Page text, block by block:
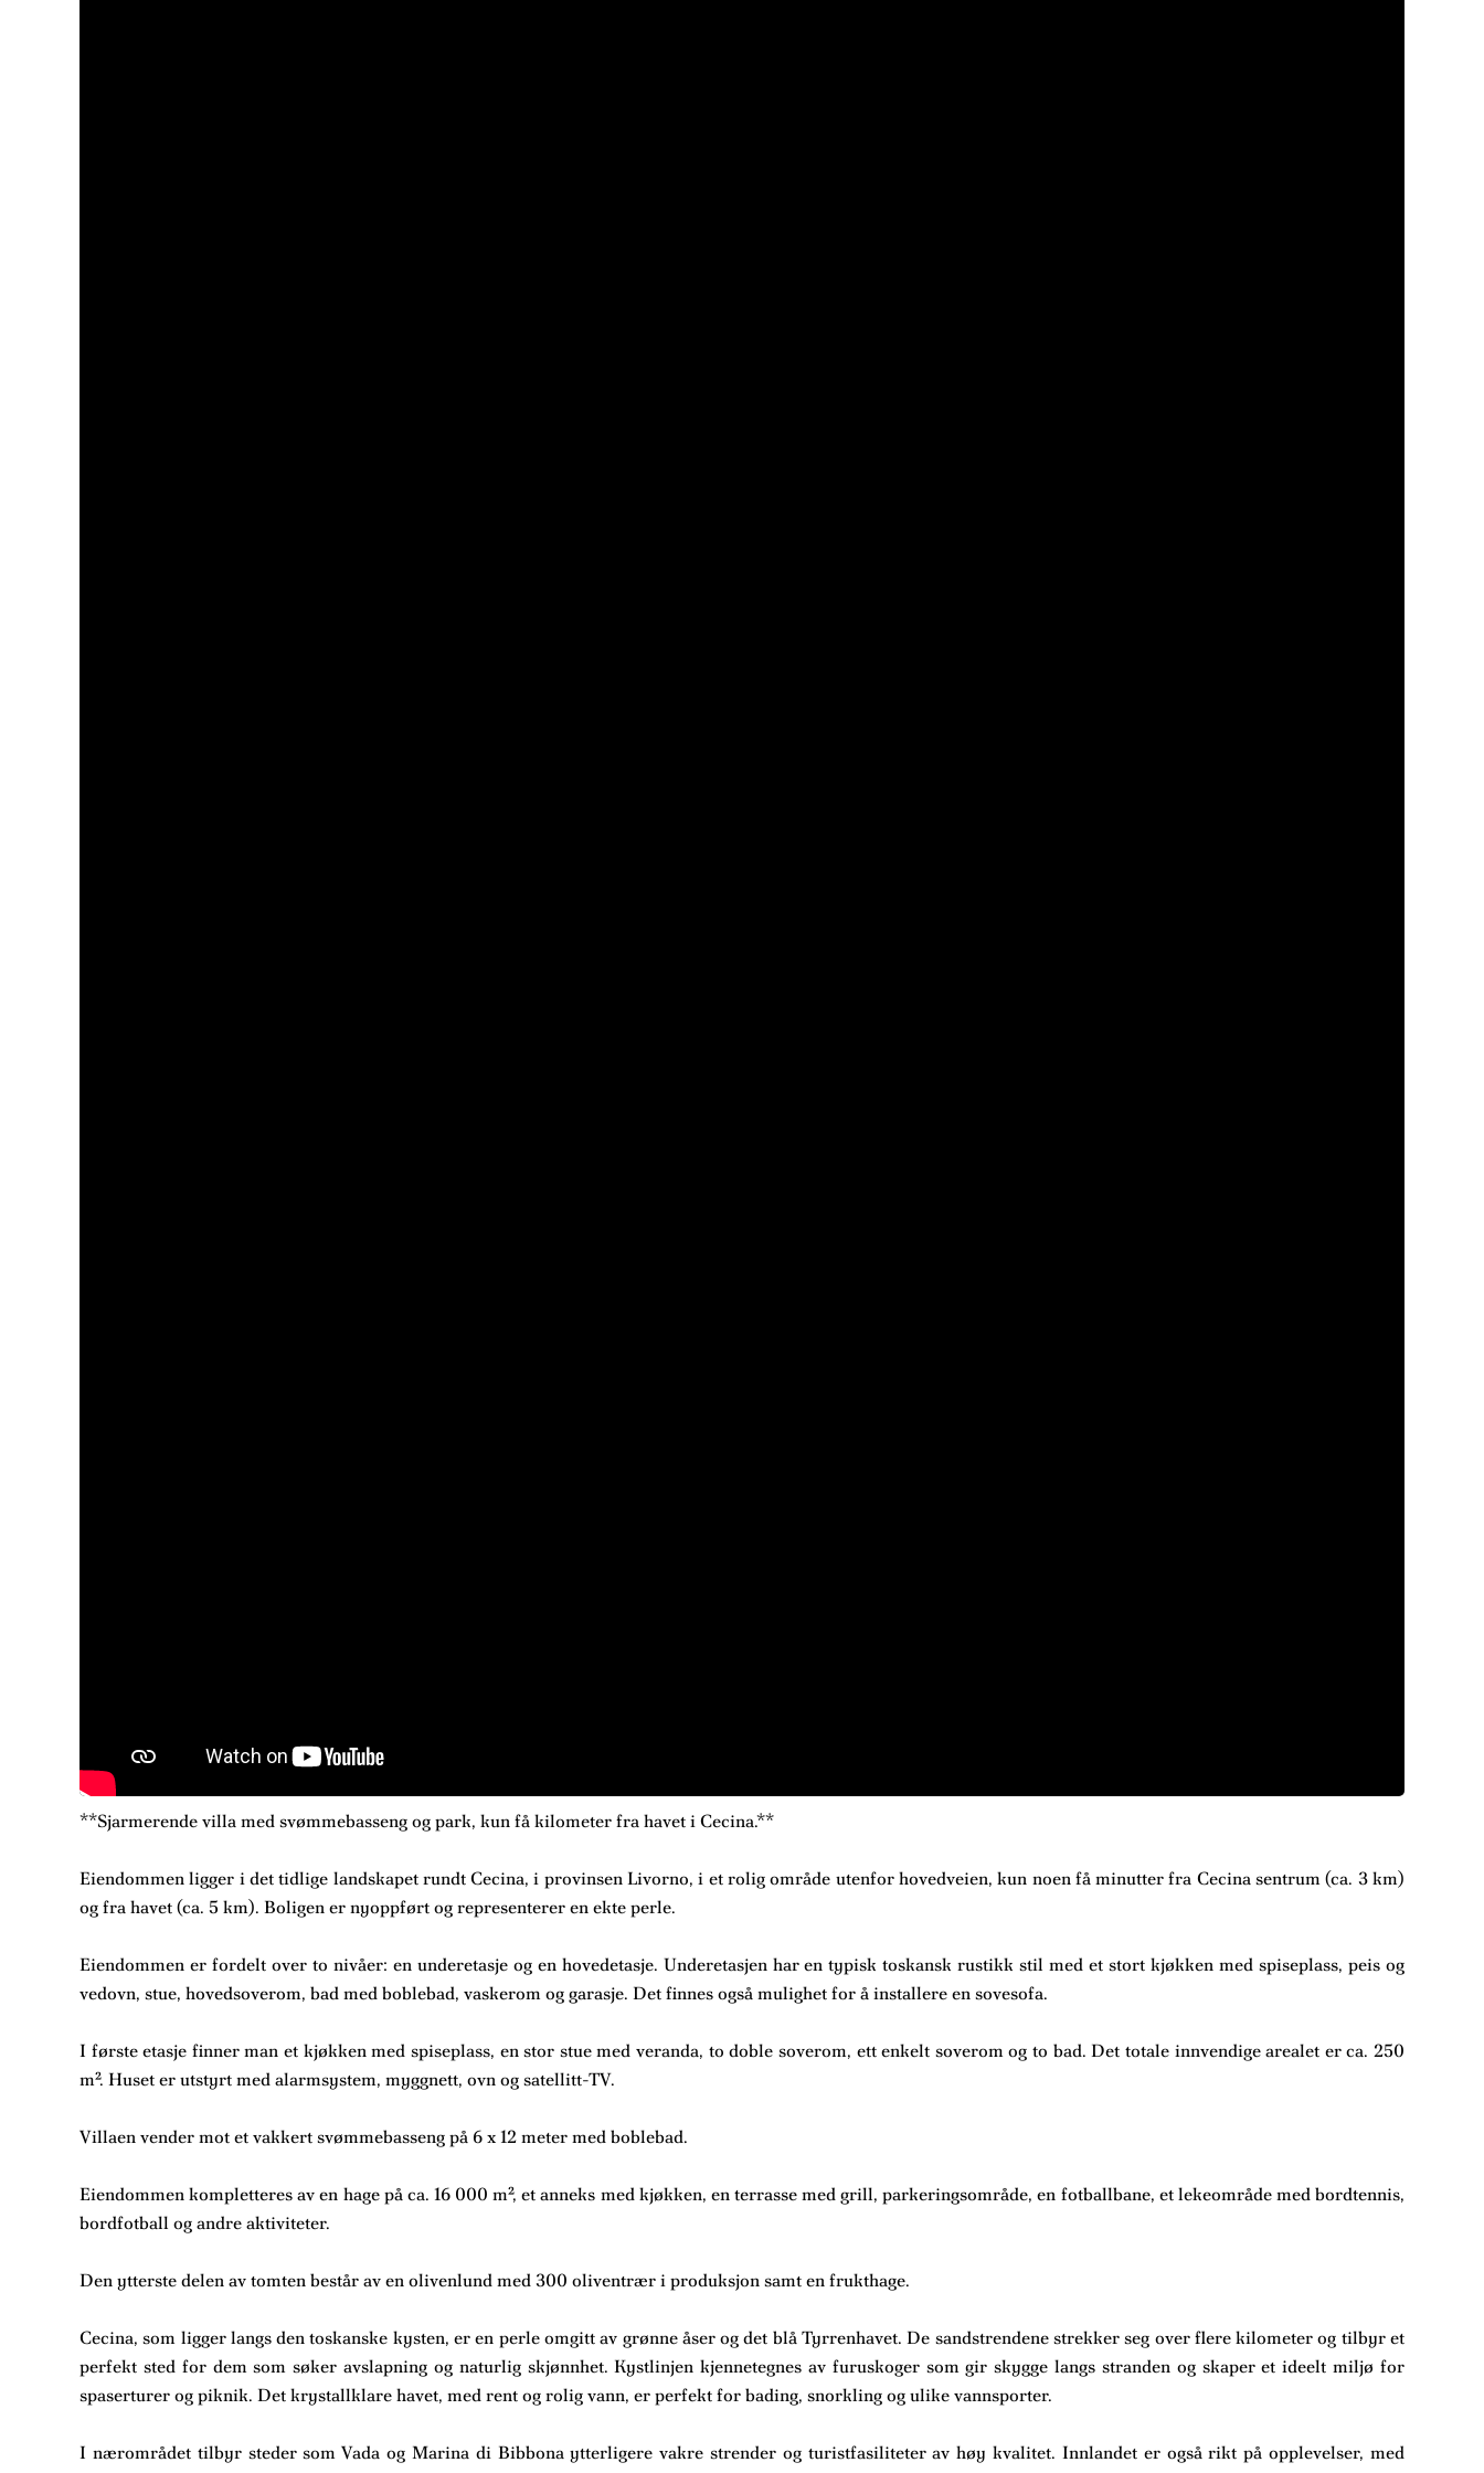
**Sjarmerende villa med svømmebasseng og park, kun få kilometer fra havet i Cecina.**
Eiendommen ligger i det tidlige landskapet rundt Cecina, i provinsen Livorno, i et rolig område utenfor hovedveien, kun noen få minutter fra Cecina sentrum (ca. 3 km)
og fra havet (ca. 5 km). Boligen er nyoppført og representerer en ekte perle.
Eiendommen er fordelt over to nivåer: en underetasje og en hovedetasje. Underetasjen har en typisk toskansk rustikk stil med et stort kjøkken med spiseplass, peis og
vedovn, stue, hovedsoverom, bad med boblebad, vaskerom og garasje. Det finnes også mulighet for å installere en sovesofa.
I første etasje finner man et kjøkken med spiseplass, en stor stue med veranda, to doble soverom, ett enkelt soverom og to bad. Det totale innvendige arealet er ca. 250
m². Huset er utstyrt med alarmsystem, myggnett, ovn og satellitt-TV.
Villaen vender mot et vakkert svømmebasseng på 6 x 12 meter med boblebad.
Eiendommen kompletteres av en hage på ca. 16 000 m², et anneks med kjøkken, en terrasse med grill, parkeringsområde, en fotballbane, et lekeområde med bordtennis,
bordfotball og andre aktiviteter.
Den ytterste delen av tomten består av en olivenlund med 300 oliventrær i produksjon samt en frukthage.
Cecina, som ligger langs den toskanske kysten, er en perle omgitt av grønne åser og det blå Tyrrenhavet. De sandstrendene strekker seg over flere kilometer og tilbyr et
perfekt sted for dem som søker avslapning og naturlig skjønnhet. Kystlinjen kjennetegnes av furuskoger som gir skygge langs stranden og skaper et ideelt miljø for
spaserturer og piknik. Det krystallklare havet, med rent og rolig vann, er perfekt for bading, snorkling og ulike vannsporter.
I nærområdet tilbyr steder som Vada og Marina di Bibbona ytterligere vakre strender og turistfasiliteter av høy kvalitet. Innlandet er også rikt på opplevelser, med